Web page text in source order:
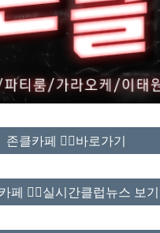
존클카페 ❤️‍🔥바로가기
페 ❤️‍🔥실시간클럽뉴스 보기